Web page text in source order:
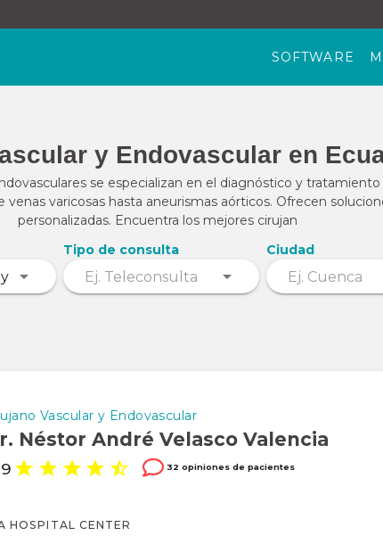
SOFTWARE
y Endovascular en
se especializan en el diagnóstico y
venas varicosas hasta aneurismas aórticos. Ofrecen
personalizadas. Encuentra los mejores cirujan
Tipo de consulta Ciudad
Vascular y Endovascular
Néstor André Velasco Valencia
32 opiniones de pacientes
HOSPITAL CENTER